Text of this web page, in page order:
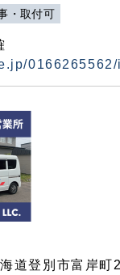
・取付可
0166265562/
道登別市富岸町